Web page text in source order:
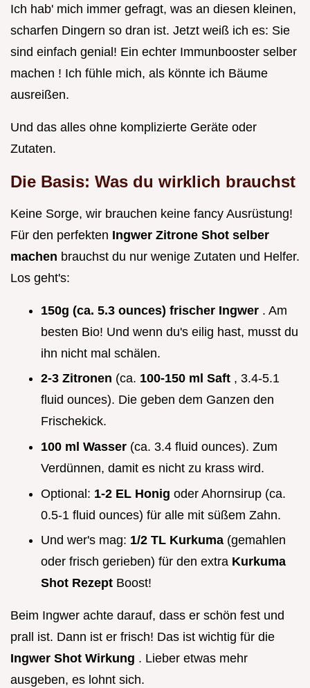
Ich hab' mich immer gefragt, was an diesen kleinen,
scharfen Dingern so dran ist. Jetzt weiß ich es: Sie
sind einfach genial! Ein echter Immunbooster selber
machen ! Ich fühle mich, als könnte ich Bäume
ausreißen.
Und das alles ohne komplizierte Geräte oder
Zutaten.
Die Basis: Was du wirklich brauchst
Keine Sorge, wir brauchen keine fancy Ausrüstung!
Für den perfekten Ingwer Zitrone Shot selber
machen brauchst du nur wenige Zutaten und Helfer.
Los geht's:
150g (ca. 5.3 ounces) frischer Ingwer . Am
besten Bio! Und wenn du's eilig hast, musst du
ihn nicht mal schälen.
2-3 Zitronen (ca. 100-150 ml Saft , 3.4-5.1
fluid ounces). Die geben dem Ganzen den
Frischekick.
100 ml Wasser (ca. 3.4 fluid ounces). Zum
Verdünnen, damit es nicht zu krass wird.
Optional: 1-2 EL Honig oder Ahornsirup (ca.
0.5-1 fluid ounces) für alle mit süßem Zahn.
Und wer's mag: 1/2 TL Kurkuma (gemahlen
oder frisch gerieben) für den extra Kurkuma
Shot Rezept Boost!
Beim Ingwer achte darauf, dass er schön fest und
prall ist. Dann ist er frisch! Das ist wichtig für die
Ingwer Shot Wirkung . Lieber etwas mehr
ausgeben, es lohnt sich.